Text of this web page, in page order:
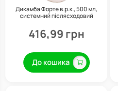
Дикамба Форте в.р.к., 500 мл,
системний післясходовий
сад
416,99 грн
До кошика